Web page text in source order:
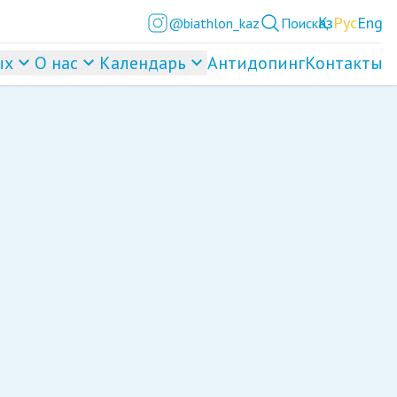
@biathlon_kaz ПоискҚазРусEng
О нас Календарь АнтидопингКонтакты